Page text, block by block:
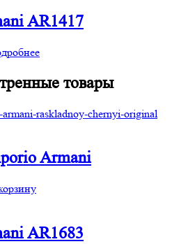
AR1417
товары
Armani
AR1683